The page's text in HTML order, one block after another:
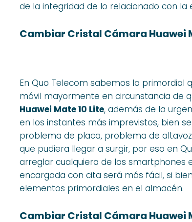
de la integridad de lo relacionado con la
Cambiar Cristal Cámara Huawei
En Quo Telecom sabemos lo
móvil mayormente en circunstancia de
Huawei Mate 10 Lite, además de la
en los instantes más imprevistos, bien
problema de placa, problema de
que pudiera llegar a surgir, por eso en
arreglar cualquiera de los smartphones
encargada con cita será más fácil, si
elementos primordiales en el almacén.
Cambiar Cristal Cámara Huawei